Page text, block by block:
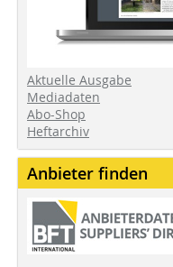
Aktuelle Ausgabe
Mediadaten
Abo-Shop
Heftarchiv
Anbieter finden